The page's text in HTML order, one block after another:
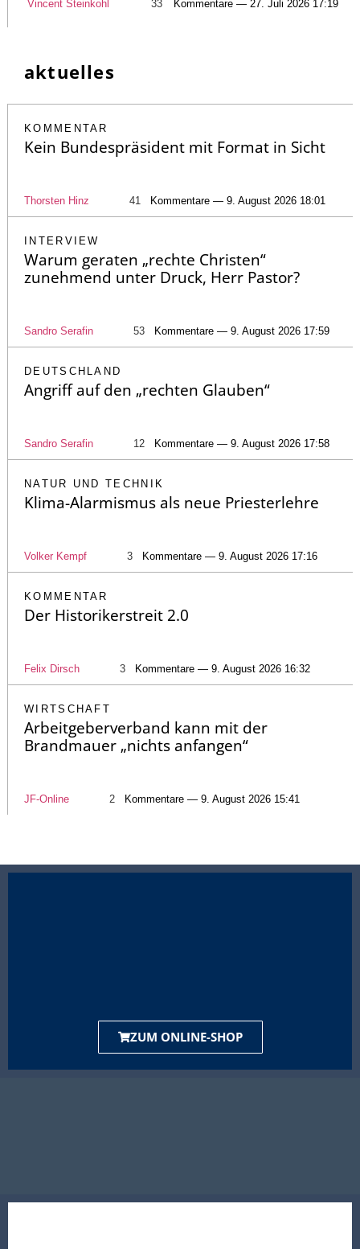
Vincent Steinkohl 33 Kommentare — 27. Juli 2026 17:19
aktuelles
KOMMENTAR
Kein Bundespräsident mit Format in Sicht
Thorsten Hinz 41 Kommentare — 9. August 2026 18:01
INTERVIEW
Warum geraten „rechte Christen“
zunehmend unter Druck, Herr Pastor?
Sandro Serafin 53 Kommentare — 9. August 2026 17:59
DEUTSCHLAND
Angriff auf den „rechten Glauben“
Sandro Serafin 12 Kommentare — 9. August 2026 17:58
NATUR UND TECHNIK
Klima-Alarmismus als neue Priesterlehre
Volker Kempf 3 Kommentare — 9. August 2026 17:16
KOMMENTAR
Der Historikerstreit 2.0
Felix Dirsch 3 Kommentare — 9. August 2026 16:32
WIRTSCHAFT
Arbeitgeberverband kann mit der
Brandmauer „nichts anfangen“
JF-Online 2 Kommentare — 9. August 2026 15:41
ZUM ONLINE-SHOP